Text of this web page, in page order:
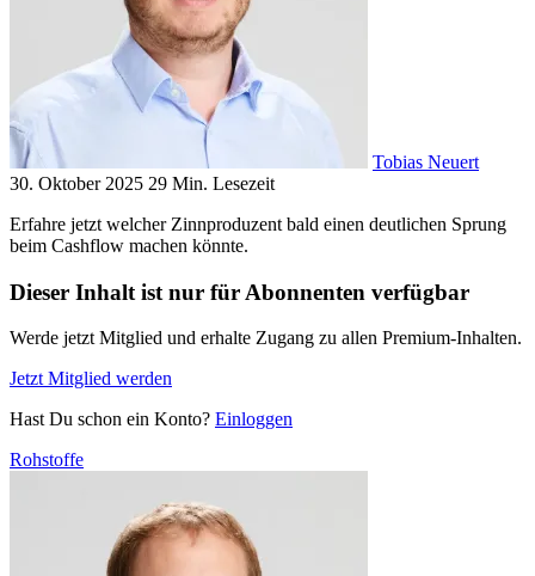
Tobias Neuert
30. Oktober 2025 29 Min. Lesezeit
Erfahre jetzt welcher Zinnproduzent bald einen deutlichen Sprung
beim Cashflow machen könnte.
Dieser Inhalt ist nur für Abonnenten verfügbar
Werde jetzt Mitglied und erhalte Zugang zu allen Premium-Inhalten.
Jetzt Mitglied werden
Hast Du schon ein Konto? Einloggen
Rohstoffe